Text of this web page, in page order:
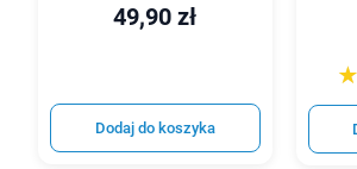
49,90 zł
Dodaj do koszyka